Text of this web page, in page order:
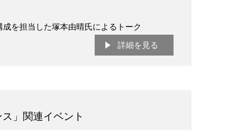
を担当した塚本由晴氏によるトーク
詳細を見る
」関連イベント